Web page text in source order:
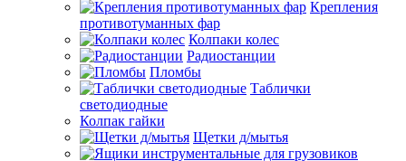
Крепления
противотуманных фар
Колпаки колес
Радиостанции
Пломбы
Таблички
светодиодные
Колпак гайки
Щетки д/мытья